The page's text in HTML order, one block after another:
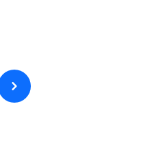
vnými letenkami od ob
letsvet.cz